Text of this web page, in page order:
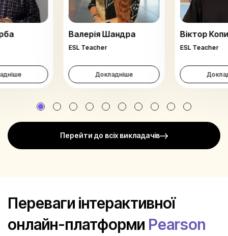
Валерія Шандра
ESL Teacher
Докладніше
Віктор
ESL Teacher
Перейти до всіх викладачів
Переваги інтерактивної
онлайн-платформи Pearson